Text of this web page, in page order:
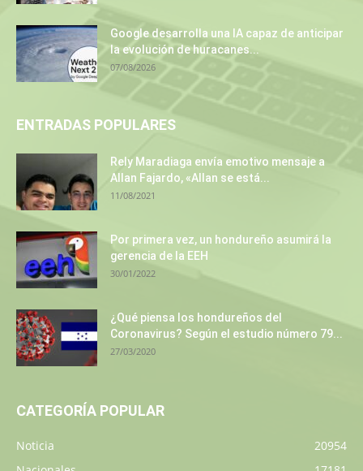
Google desarrolla una IA capaz de anticipar
la evolución de huracanes...
07/08/2026
ENTRADAS POPULARES
Rely Maradiaga envía emotivo mensaje a
Allan Fajardo, «Allan se está...
11/08/2021
Por primera vez, un hondureño asumirá la
gerencia de la EEH
30/01/2022
¿Qué piensa los hondureños del
Coronavirus? Según el estudio número 79...
27/03/2020
CATEGORÍA POPULAR
Noticia
20954